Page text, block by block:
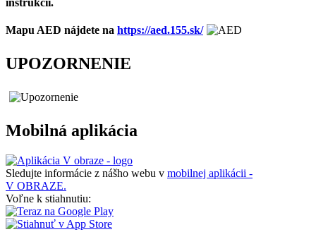
inštrukcií.
Mapu AED nájdete na https://aed.155.sk/
UPOZORNENIE
Mobilná aplikácia
Sledujte informácie z nášho webu v mobilnej aplikácii -
V OBRAZE.
Voľne k stiahnutiu: